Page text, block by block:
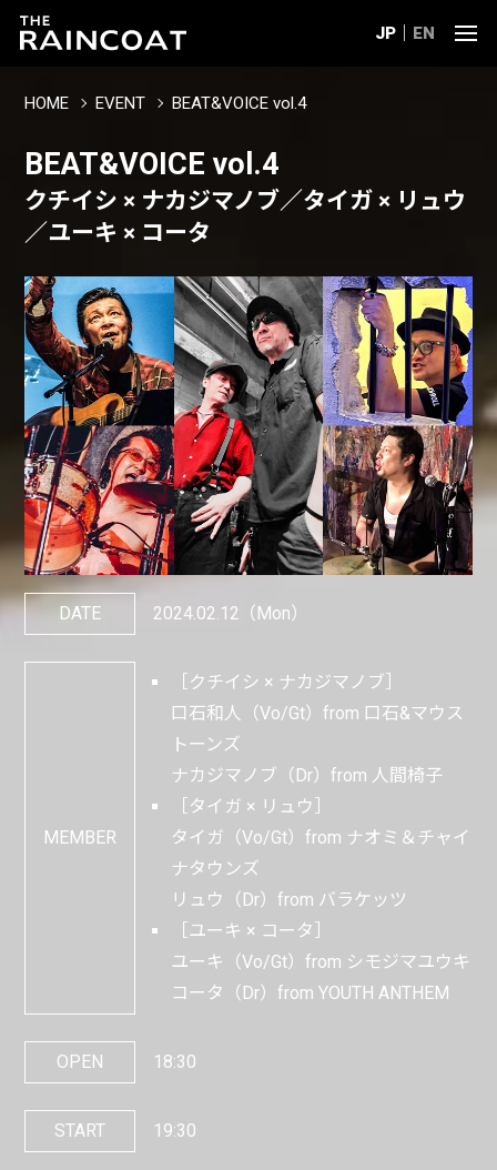
JP EN
HOME EVENT BEAT&VOICE vol.4
BEAT&VOICE vol.4
クチイシ × ナカジマノブ／タイガ × リュウ
／ユーキ × コータ
DATE 2024.02.12 （Mon）
MEMBER
［クチイシ × ナカジマノブ］
口石和人（Vo/Gt）from 口石&マウス
トーンズ
ナカジマノブ（Dr）from 人間椅子
［タイガ × リュウ］
タイガ（Vo/Gt）from ナオミ＆チャイ
ナタウンズ
リュウ（Dr）from バラケッツ
［ユーキ × コータ］
ユーキ（Vo/Gt）from シモジマユウキ
コータ（Dr）from YOUTH ANTHEM
OPEN 18:30
START 19:30